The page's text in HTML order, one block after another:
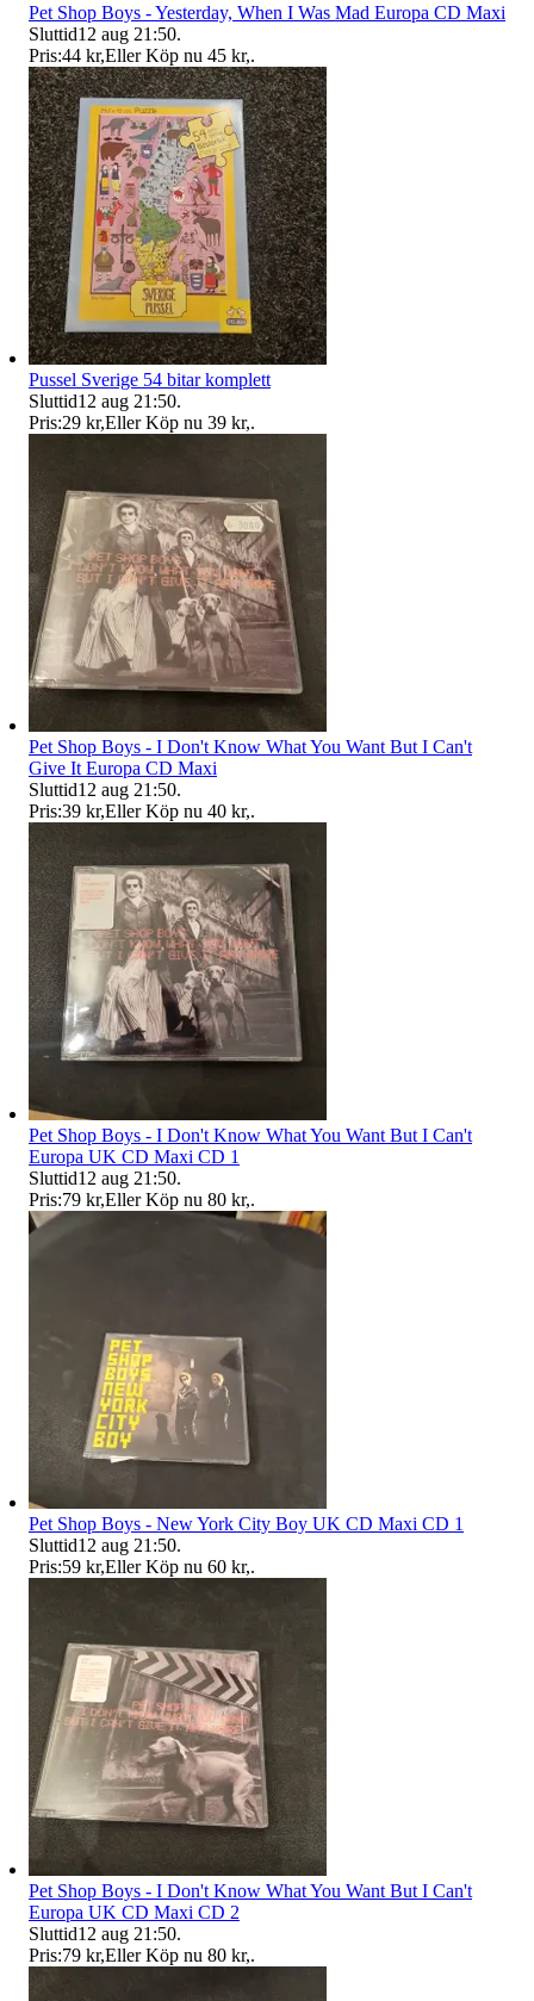
Pet Shop Boys - Yesterday, When I Was Mad Europa CD Maxi
Sluttid12 aug 21:50.
Pris:44 kr,Eller Köp nu 45 kr,.
Pussel Sverige 54 bitar komplett
Sluttid12 aug 21:50.
Pris:29 kr,Eller Köp nu 39 kr,.
Pet Shop Boys - I Don't Know What You Want But I Can't
Give It Europa CD Maxi
Sluttid12 aug 21:50.
Pris:39 kr,Eller Köp nu 40 kr,.
Pet Shop Boys - I Don't Know What You Want But I Can't
Europa UK CD Maxi CD 1
Sluttid12 aug 21:50.
Pris:79 kr,Eller Köp nu 80 kr,.
Pet Shop Boys - New York City Boy UK CD Maxi CD 1
Sluttid12 aug 21:50.
Pris:59 kr,Eller Köp nu 60 kr,.
Pet Shop Boys - I Don't Know What You Want But I Can't
Europa UK CD Maxi CD 2
Sluttid12 aug 21:50.
Pris:79 kr,Eller Köp nu 80 kr,.